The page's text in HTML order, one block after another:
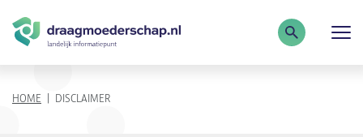
Zoekterm
KRUIMELPAD
HOME DISCLAIMER